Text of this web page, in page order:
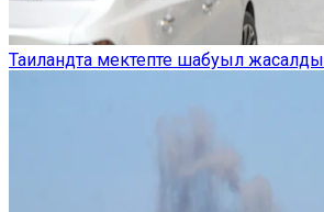
Таиландта мектепте шабуыл жасалды